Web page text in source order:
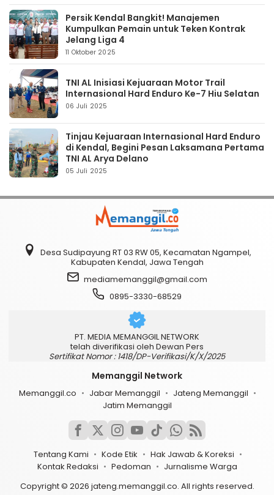
Persik Kendal Bangkit! Manajemen
Kumpulkan Pemain untuk Teken Kontrak
Jelang Liga 4
11 Oktober 2025
TNI AL Inisiasi Kejuaraan Motor Trail
Internasional Hard Enduro Ke-7 Hiu Selatan
06 Juli 2025
Tinjau Kejuaraan Internasional Hard Enduro
di Kendal, Begini Pesan Laksamana Pertama
TNI AL Arya Delano
05 Juli 2025
Desa Sudipayung RT 03 RW 05, Kecamatan Ngampel,
Kabupaten Kendal, Jawa Tengah
mediamemanggil@gmail.com
0895-3330-68529
PT. MEDIA MEMANGGIL NETWORK
telah diverifikasi oleh Dewan Pers
Sertifikat Nomor : 1418/DP-Verifikasi/K/X/2025
Memanggil Network
Memanggil.co Jabar Memanggil
Jateng Memanggil
Jatim Memanggil
Tentang Kami Kode Etik
Hak Jawab & Koreksi
Kontak Redaksi
Pedoman
Jurnalisme Warga
Copyright © 2026 jateng.memanggil.co. All rights reserved.